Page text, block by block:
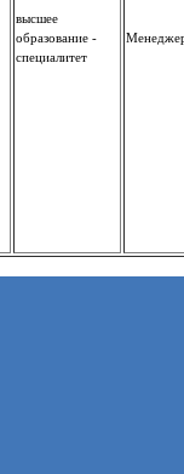
высшее
образование -
специалитет